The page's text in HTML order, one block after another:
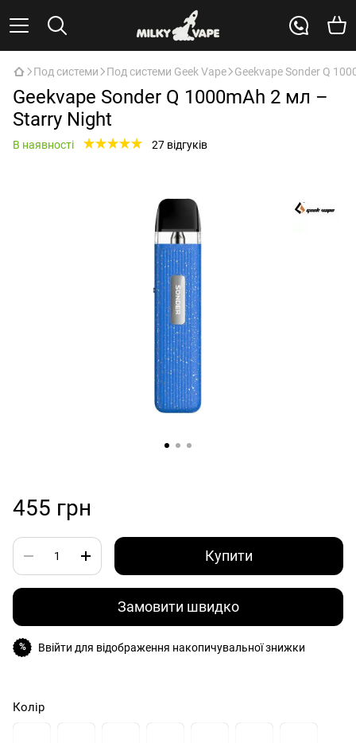
Под системи Под системи Geek Vape Geekvape Sonder Q
Geekvape Sonder Q 1000mAh 2 мл –
Starry Night
В наявності 27 відгуків
455 грн
Купити
Замовити швидко
% Ввійти для відображення накопичувальної знижки
Колір